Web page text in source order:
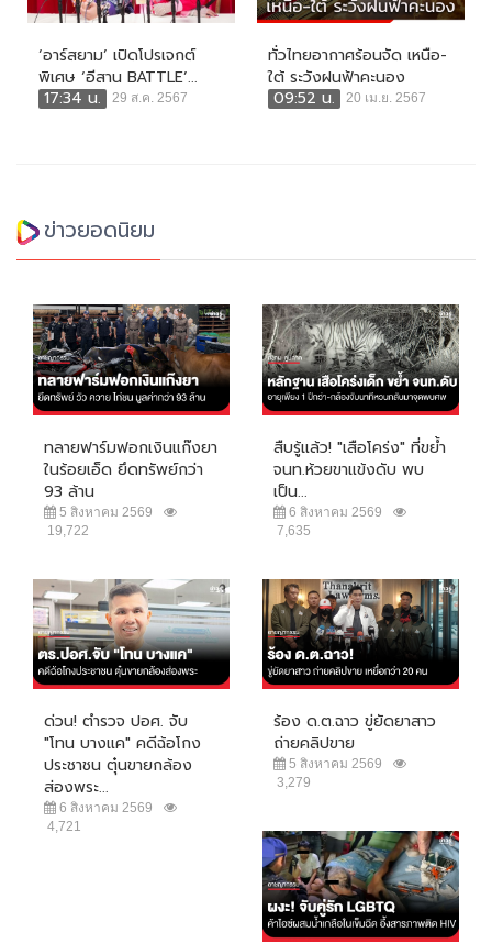
‘อาร์สยาม’ เปิดโปรเจกต์
พิเศษ ‘อีสาน BATTLE’...
17:34 น.
29 ส.ค. 2567
ทั่วไทยอากาศร้อนจัด เหนือ-
ใต้ ระวังฝนฟ้าคะนอง
09:52 น.
20 เม.ย. 2567
ข่าวยอดนิยม
ทลายฟาร์มฟอกเงินแก๊งยา
ในร้อยเอ็ด ยึดทรัพย์กว่า
93 ล้าน
5 สิงหาคม 2569
19,722
สืบรู้แล้ว! "เสือโคร่ง" ที่ขย้ำ
จนท.ห้วยขาแข้งดับ พบ
เป็น...
6 สิงหาคม 2569
7,635
ด่วน! ตำรวจ ปอศ. จับ
"โทน บางแค" คดีฉ้อโกง
ประชาชน ตุ๋นขายกล้อง
ส่องพระ...
6 สิงหาคม 2569
4,721
ร้อง ด.ต.ฉาว ขู่ยัดยาสาว
ถ่ายคลิปขาย
5 สิงหาคม 2569
3,279